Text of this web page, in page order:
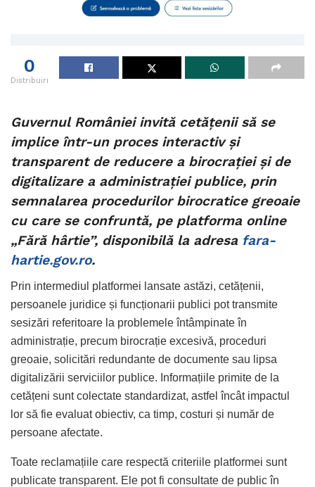
0
Distribuiri
Guvernul României invită cetățenii să se
implice într-un proces interactiv și
transparent de reducere a birocrației și de
digitalizare a administrației publice, prin
semnalarea procedurilor birocratice greoaie
cu care se confruntă, pe platforma online
„Fără hârtie”, disponibilă la adresa fara-
hartie.gov.ro.
Prin intermediul platformei lansate astăzi, cetățenii,
persoanele juridice și funcționarii publici pot transmite
sesizări referitoare la problemele întâmpinate în
administrație, precum birocrație excesivă, proceduri
greoaie, solicitări redundante de documente sau lipsa
digitalizării serviciilor publice. Informațiile primite de la
cetățeni sunt colectate standardizat, astfel încât impactul
lor să fie evaluat obiectiv, ca timp, costuri și număr de
persoane afectate.
Toate reclamațiile care respectă criteriile platformei sunt
publicate transparent. Ele pot fi consultate de public în